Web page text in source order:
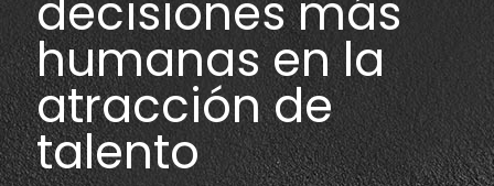
decisiones más
humanas en la
atracción de
talento